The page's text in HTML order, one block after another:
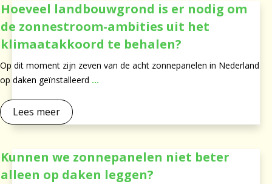
Hoeveel landbouwgrond is er nodig om
de zonnestroom-ambities uit het
klimaatakkoord te behalen?
Op dit moment zijn zeven van de acht zonnepanelen in Nederland
op daken geïnstalleerd ...
Lees meer
Kunnen we zonnepanelen niet beter
alleen op daken leggen?